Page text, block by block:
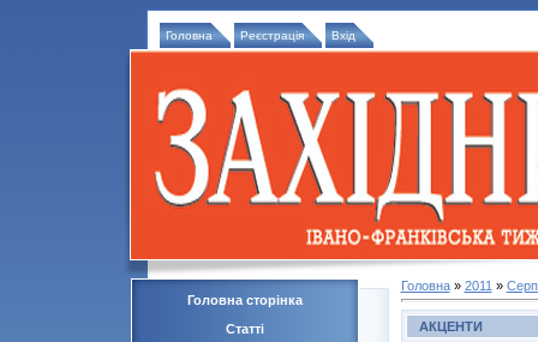
Головна Реєстрація Вхід
Головна сторінка
Статті
Головна» 2011 »
АКЦЕНТИ